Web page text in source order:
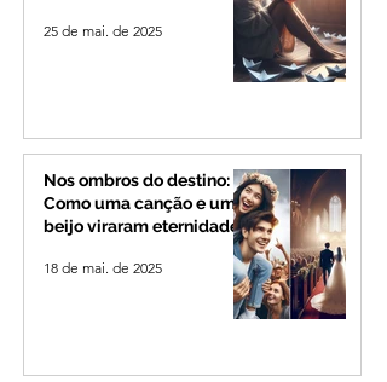
25 de mai. de 2025
Nos ombros do destino:
Como uma canção e um
beijo viraram eternidade
18 de mai. de 2025